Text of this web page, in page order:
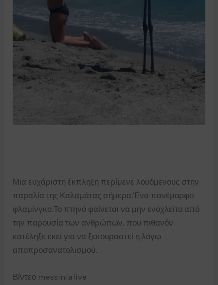
Μια ευχάριστη έκπληξη περίμενε λουόμενους στην
παραλία της Καλαμάτας σήμερα.Ένα πανέμορφο
φλαμίνγκο.Το πτηνό φαίνεται να μην ενοχλείτο από
την παρουσία των ανθρώπων, που πιθανόν
κατέληξε εκεί για να ξεκουραστεί η λόγω
αποπροσανατολισμού.
Βίντεο messinialive